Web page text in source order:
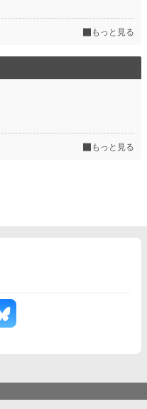
もっと見る
もっと見る